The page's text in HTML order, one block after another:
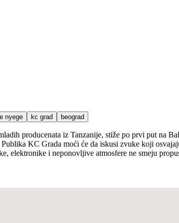
nyege kc grad beograd
producenata iz Tanzanije, stiže po prvi put na
KC Grada moći će da iskusi zvuke koji
elektronike i neponovljive atmosfere ne smeju